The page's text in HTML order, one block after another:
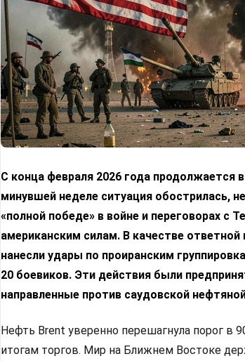
С конца февраля 2026 года продолжается
минувшей неделе ситуация обострилась,
«полной победе» в войне и переговорах с
американским силам. В качестве
нанесли удары по проиранским
20 боевиков. Эти действия были
направленные против саудовской
Нефть Brent уверенно перешагнула порог в
итогам торгов. Мир на Ближнем Востоке